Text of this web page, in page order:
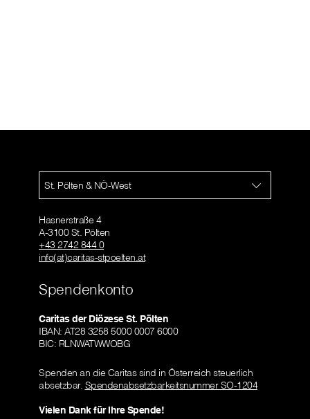
St. Pölten & NÖ-West
Hasnerstraße 4
A-3100 St. Pölten
+43 2742 844 0
info(at)caritas-stpoelten.at
Spendenkonto
Caritas der Diözese St. Pölten
IBAN: AT28 3258 5000 0007 6000
BIC: RLNWATWWOBG
Spenden an die Caritas sind in Österreich steuerlich
absetzbar. Spendenabsetzbarkeitsnummer SO-1204
Vielen Dank für Ihre Spende!